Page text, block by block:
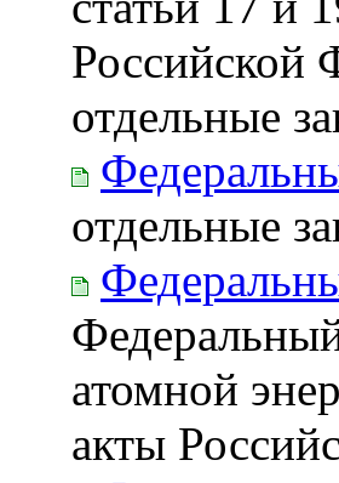
Российской
отдельные
отдельные
атомной
акты